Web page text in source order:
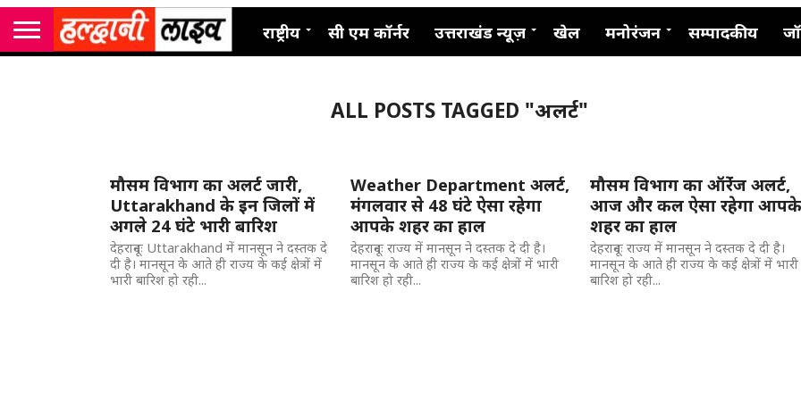
राष्ट्रीय सी एम कॉर्नर उत्तराखंड न्यूज़ खेल मनोरंजन सम्पादकीय
ALL POSTS TAGGED "अलर्ट"
मौसम विभाग का अलर्ट जारी,
Uttarakhand के इन जिलों में
अगले 24 घंटे भारी बारिश
देहरादूनः Uttarakhand में मानसून ने दस्तक दे
दी है। मानसून के आते ही राज्य के कई क्षेत्रों में
भारी बारिश हो रही...
Weather Department अलर्ट,
मंगलवार से 48 घंटे ऐसा रहेगा
आपके शहर का हाल
देहरादूनः राज्य में मानसून ने दस्तक दे दी है।
मानसून के आते ही राज्य के कई क्षेत्रों में भारी
बारिश हो रही...
मौसम विभाग का ऑरेंंज अलर्ट,
आज और कल ऐसा रहेगा आपके
शहर का हाल
देहरादूनः राज्य में मानसून ने दस्तक दे दी है।
मानसून के आते ही राज्य के कई क्षेत्रों में भारी
बारिश हो रही...